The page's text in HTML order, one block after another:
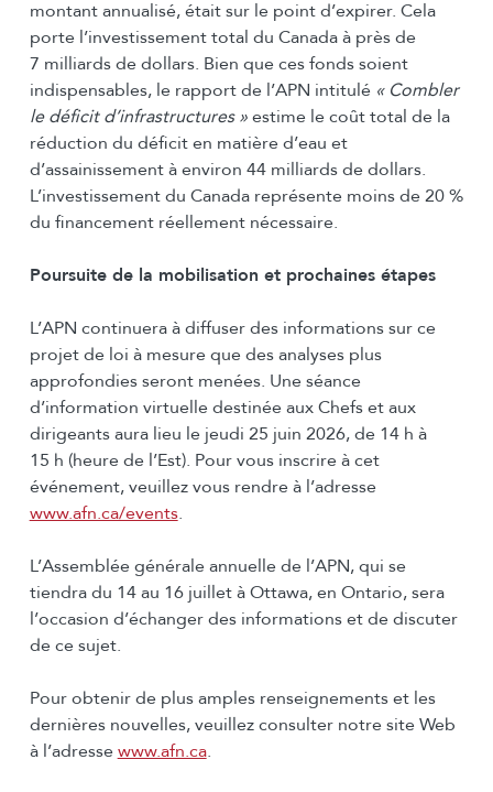
montant annualisé, était sur le point d’expirer. Cela
porte l’investissement total du Canada à près de
7 milliards de dollars. Bien que ces fonds soient
indispensables, le rapport de l’APN intitulé« Combler
le déficit d’infrastructures »estime le coût total de la
réduction du déficit en matière d’eau et
d’assainissement à environ 44 milliards de dollars.
L’investissement du Canada représente moins de 20 %
du financement réellement nécessaire.
Poursuite de la mobilisation et prochaines étapes
L’APN continuera à diffuser des informations sur ce
projet de loi à mesure que des analyses plus
approfondies seront menées. Une séance
d’information virtuelle destinée aux Chefs et aux
dirigeants aura lieu le jeudi 25 juin 2026, de 14 h à
15 h (heure de l’Est). Pour vous inscrire à cet
événement, veuillez vous rendre à l’adresse
www.afn.ca/events.
L’Assemblée générale annuelle de l’APN, qui se
tiendra du 14 au 16 juillet à Ottawa, en Ontario, sera
l’occasion d’échanger des informations et de discuter
de ce sujet.
Pour obtenir de plus amples renseignements et les
dernières nouvelles, veuillez consulter notre site Web
à l’adressewww.afn.ca.